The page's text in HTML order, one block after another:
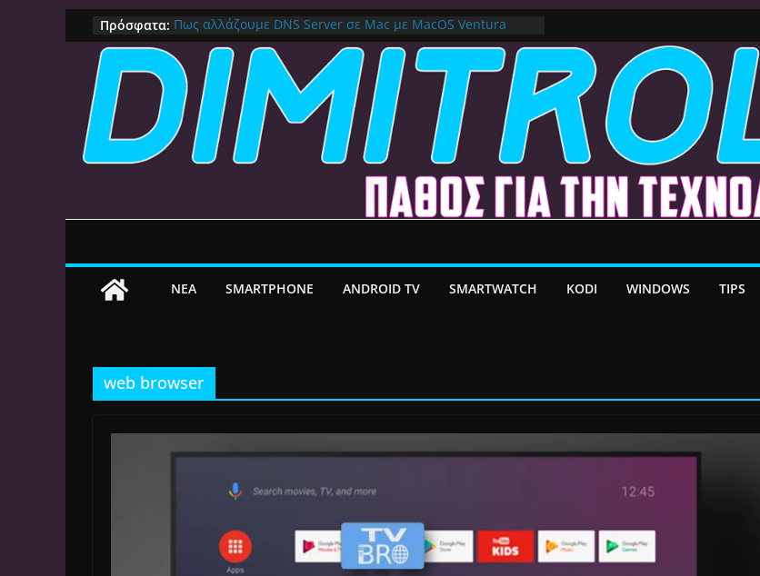
Μετάβαση
σε
περιεχόμενο
Πρόσφατα: Πως αλλάζουμε DNS Server σε Mac με MacOS Ventura
(Macbook, Mac Mini, iMac, κλπ)
IPVanish Προσφορά: 83% Έκπτωση στο Premium VPN –
Δες γιατί αξίζει
Alive GR Kodi: Γιατί Δεν Λειτουργεί Πλέον το Ελληνικό Add-
on
Ο Καλύτερος Διαχειριστής Αρχείων για Android TV | CX
File Explorer, Καθαρισμός και Ασύρματη Μεταφορά
Ο Καλύτερος Launcher για Android TV / Google TV:
Γρήγορος, Χωρίς Διαφημίσεις και Πλήρη Προσαρμογή!
ΝEA SMARTPHONE ANDROID TV SMARTWATCH KODI WINDOWS TIPS
web browser